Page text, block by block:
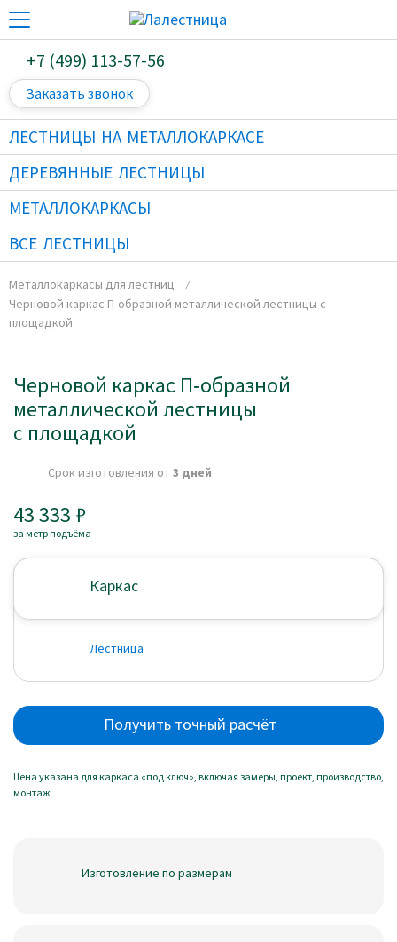
+7 (499) 113-57-56
Заказать звонок
ЛЕСТНИЦЫ НА МЕТАЛЛОКАРКАСЕ
ДЕРЕВЯННЫЕ ЛЕСТНИЦЫ
МЕТАЛЛОКАРКАСЫ
ВСЕ ЛЕСТНИЦЫ
Металлокаркасы для лестниц
Черновой каркас П-образной металлической лестницы с
площадкой
Черновой каркас П‑образной
металлической лестницы
с площадкой
Срок изготовления от3 дней
43 333
за метр подъёма
Лестница
Каркас
Получить точный расчёт
Цена указана для каркаса «под ключ», включая замеры, проект, производство,
монтаж
Изготовление по размерам